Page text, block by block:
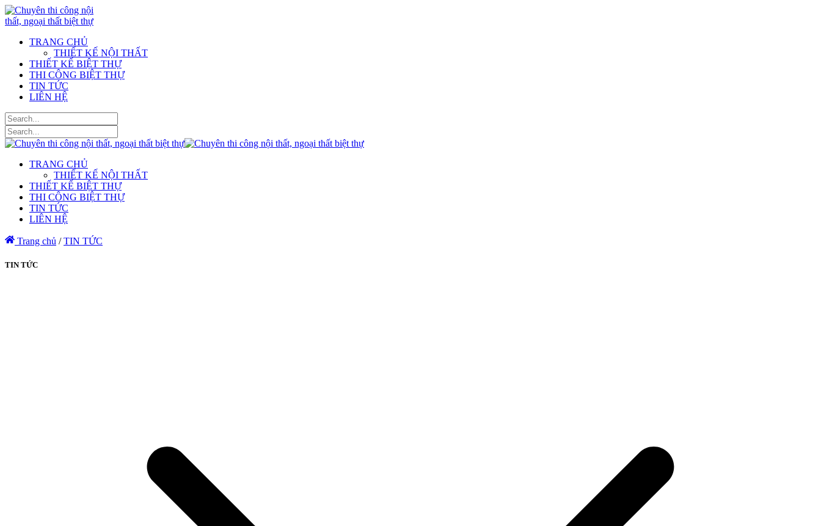
TRANG CHỦ
THIẾT KẾ NỘI THẤT
THIẾT KẾ BIỆT THỰ
THI CÔNG BIỆT THỰ
TIN TỨC
LIÊN HỆ
TRANG CHỦ
THIẾT KẾ NỘI THẤT
THIẾT KẾ BIỆT THỰ
THI CÔNG BIỆT THỰ
TIN TỨC
LIÊN HỆ
Trang chủ / TIN TỨC
TIN TỨC